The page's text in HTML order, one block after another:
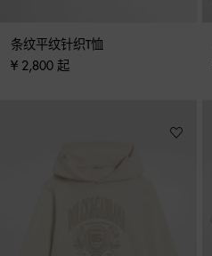
条纹平纹针织T恤
¥ 2,800 起